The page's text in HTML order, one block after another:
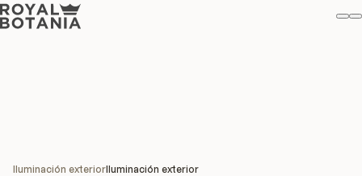
Iluminación exteriorIluminación exterior